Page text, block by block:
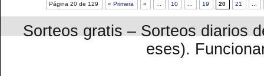
Página 20 de 129 « Primera « 10 19 20 21
Sorteos gratis – Sorteos diarios
eses).